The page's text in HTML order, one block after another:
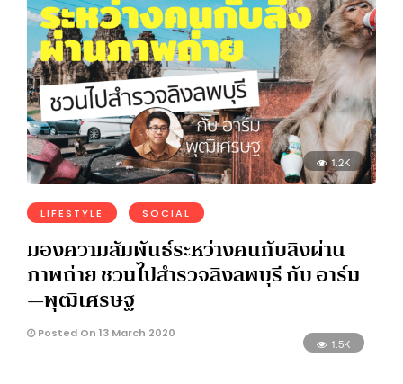
1.2K
LIFESTYLE SOCIAL
มองความสัมพันธ์ระหว่างคนกับลิงผ่าน
ภาพถ่าย ชวนไปสำรวจลิงลพบุรี กับ อาร์ม
—พุฒิเศรษฐ
Posted On 13 March 2020
1.5K